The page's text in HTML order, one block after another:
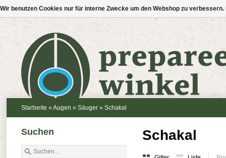
Startseite » Augen » Säuger » Schakal
Schakal
Suchen
Wir benutzen Cookies nur für interne Zwecke um den Webshop zu